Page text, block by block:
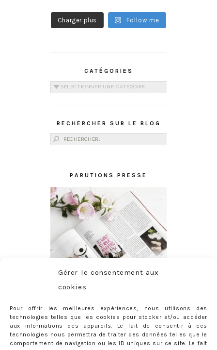
Gérer le consentement aux
cookies
Pour offrir les meilleures expériences, nous utilisons des
technologies telles que les cookies pour stocker et/ou accéder
aux informations des appareils. Le fait de consentir à ces
technologies nous permettra de traiter des données telles que le
comportement de navigation ou les ID uniques sur ce site. Le fait
Charger plus Follow me
CATÉGORIES
Catégories
RECHERCHER SUR LE BLOG
Rechercher :
PARUTIONS PRESSE